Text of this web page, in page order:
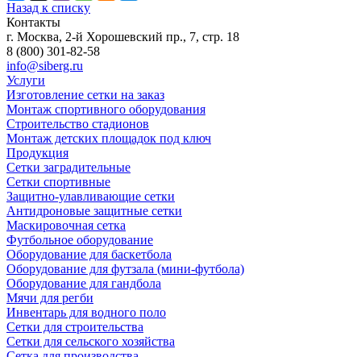
Назад к списку
Контакты
г. Москва, 2-й Хорошевский пр., 7, стр. 18
8 (800) 301-82-58
info@siberg.ru
Услуги
Изготовление сетки на заказ
Монтаж спортивного оборудования
Строительство стадионов
Монтаж детских площадок под ключ
Продукция
Сетки заградительные
Сетки спортивные
Защитно-улавливающие сетки
Антидроновые защитные сетки
Маскировочная сетка
Футбольное оборудование
Оборудование для баскетбола
Оборудование для футзала (мини-футбола)
Оборудование для гандбола
Мячи для регби
Инвентарь для водного поло
Сетки для строительства
Сетки для сельского хозяйства